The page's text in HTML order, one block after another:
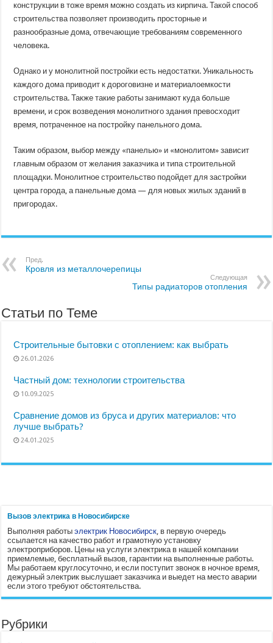
конструкции в тоже время можно создать из кирпича. Такой способ
строительства позволяет производить просторные и
разнообразные дома, отвечающие требованиям современного
человека.
Однако и у монолитной постройки есть недостатки. Уникальность
каждого дома приводит к дороговизне и материалоемкости
строительства. Также такие работы занимают куда больше
времени, и срок возведения монолитного здания превосходит
время, потраченное на постройку панельного дома.
Таким образом, выбор между «панелью» и «монолитом» зависит
главным образом от желания заказчика и типа строительной
площадки. Монолитное строительство подойдет для застройки
центра города, а панельные дома — для новых жилых зданий в
пригородах.
Пред.
Кровля из металлочерепицы
Следующая
Типы радиаторов отопления
Статьи по Теме
Строительные бытовки с отоплением: как выбрать
26.01.2026
Частный дом: технологии строительства
10.09.2025
Сравнение домов из бруса и других материалов: что
лучше выбрать?
24.01.2025
Вызов электрика в Новосибирске
Выполняя работыэлектрик Новосибирск, в первую очередь
ссылается на качество работ и грамотную установку
электроприборов. Цены на услуги электрика в нашей компании
приемлемые, бесплатный вызов, гарантии на выполненные работы.
Мы работаем круглосуточно, и если поступит звонок в ночное время,
дежурный электрик выслушает заказчика и выедет на место аварии
если этого требуют обстоятельства.
Рубрики